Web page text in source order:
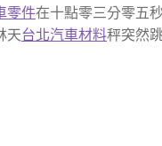
零件在十點零三分零五
天台北汽車材料秤突然